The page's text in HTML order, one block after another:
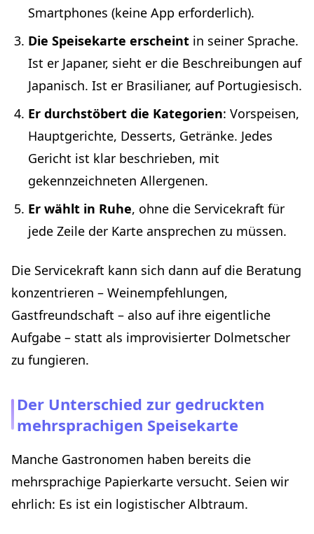
Smartphones (keine App erforderlich).
Die Speisekarte erscheint in seiner Sprache.
Ist er Japaner, sieht er die Beschreibungen auf
Japanisch. Ist er Brasilianer, auf Portugiesisch.
Er durchstöbert die Kategorien: Vorspeisen,
Hauptgerichte, Desserts, Getränke. Jedes
Gericht ist klar beschrieben, mit
gekennzeichneten Allergenen.
Er wählt in Ruhe, ohne die Servicekraft für
jede Zeile der Karte ansprechen zu müssen.
Die Servicekraft kann sich dann auf die Beratung
konzentrieren – Weinempfehlungen,
Gastfreundschaft – also auf ihre eigentliche
Aufgabe – statt als improvisierter Dolmetscher
zu fungieren.
Der Unterschied zur gedruckten
mehrsprachigen Speisekarte
Manche Gastronomen haben bereits die
mehrsprachige Papierkarte versucht. Seien wir
ehrlich: Es ist ein logistischer Albtraum.